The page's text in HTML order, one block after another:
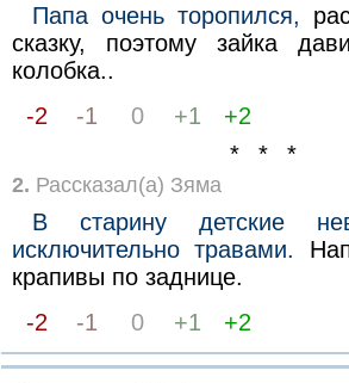
Папа очень торопился,
сказку, поэтому зайка
колобка..
-2
-1 0 +1
+2
* * *
2. Рассказал(а) Зяма
В старину детские
исключительно травами.
крапивы по заднице.
-2
-1 0 +1 +2